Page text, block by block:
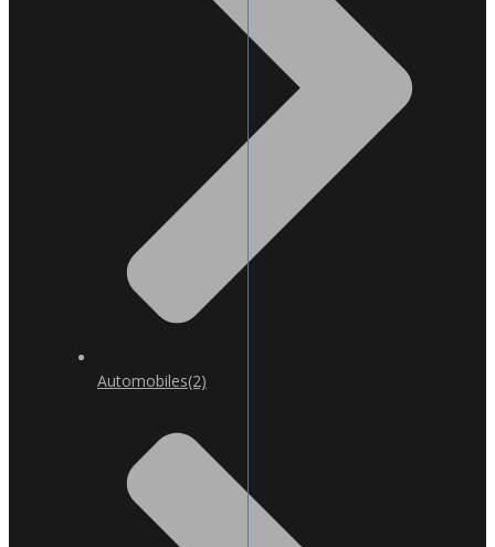
Automobiles(2)